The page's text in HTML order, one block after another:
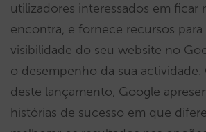
utilizadores interessados em ficar
encontra, e fornece recursos para
visibilidade do seu website no
o desempenho da sua actividade.
deste lançamento, Google
histórias de sucesso em que